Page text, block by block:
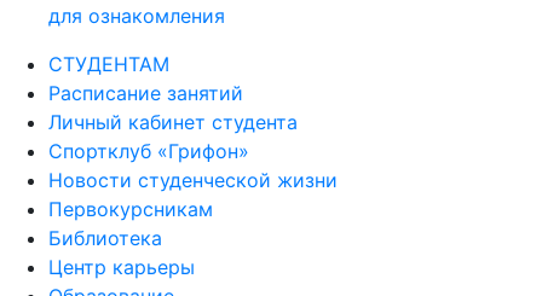
для ознакомления
СТУДЕНТАМ
Расписание занятий
Личный кабинет студента
Спортклуб «Грифон»
Новости студенческой жизни
Первокурсникам
Библиотека
Центр карьеры